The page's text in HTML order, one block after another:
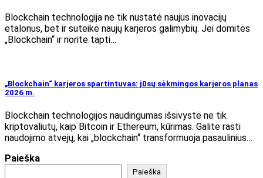
Blockchain technologija ne tik nustatė naujus inovacijų
etalonus, bet ir suteikė naujų karjeros galimybių. Jei domitės
„Blockchain“ ir norite tapti…
„Blockchain“ karjeros spartintuvas: jūsų sėkmingos karjeros planas
2026 m.
Blockchain technologijos naudingumas išsivystė ne tik
kriptovaliutų, kaip Bitcoin ir Ethereum, kūrimas. Galite rasti
naudojimo atvejų, kai „blockchain“ transformuoja pasaulinius…
Paieška
Paieška